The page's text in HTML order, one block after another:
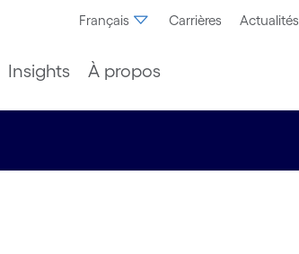
Français Carrières Actualités
Insights À propos